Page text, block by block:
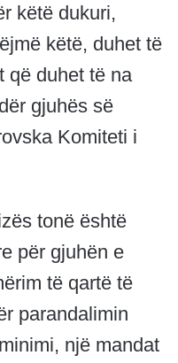
këtë dukuri,
këtë, duhet të
që duhet të na
gjuhës së
Komiteti i
tonë është
për gjuhën e
të qartë të
parandalimin
një mandat